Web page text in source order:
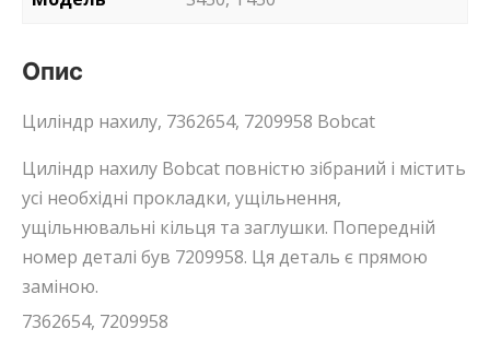
Опис
Циліндр нахилу, 7362654, 7209958 Bobcat
Циліндр нахилу Bobcat повністю зібраний і містить
усі необхідні прокладки, ущільнення,
ущільнювальні кільця та заглушки. Попередній
номер деталі був 7209958. Ця деталь є прямою
заміною.
7362654, 7209958